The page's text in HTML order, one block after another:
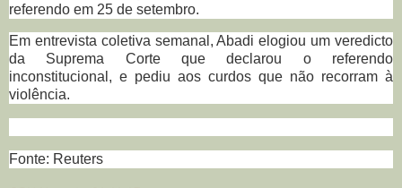
referendo em 25 de setembro.
Em entrevista coletiva semanal, Abadi elogiou um veredicto
da Suprema Corte que declarou o referendo
inconstitucional, e pediu aos curdos que não recorram à
violência.
Fonte: Reuters